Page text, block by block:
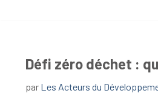
Défi zéro déchet :
par Les Acteurs du